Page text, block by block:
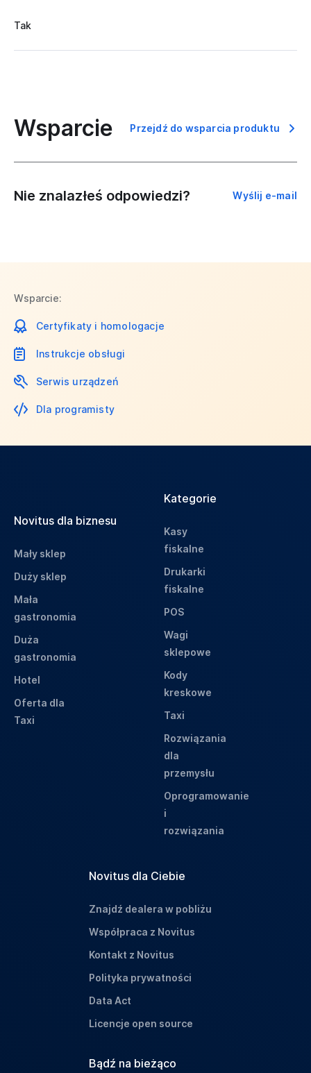
Tak
Wsparcie Przejdź do wsparcia produktu
Nie znalazłeś odpowiedzi? Wyślij e-mail
Wsparcie:
Certyfikaty i homologacje
Instrukcje obsługi
Serwis urządzeń
Dla programisty
Novitus dla biznesu
Mały sklep
Duży sklep
Mała
gastronomia
Duża
gastronomia
Hotel
Oferta dla
Taxi
Kategorie
Kasy
fiskalne
Drukarki
fiskalne
POS
Wagi
sklepowe
Kody
kreskowe
Taxi
Rozwiązania
dla
przemysłu
Oprogramowanie
i
rozwiązania
Novitus dla Ciebie
Znajdź dealera w pobliżu
Współpraca z Novitus
Kontakt z Novitus
Polityka prywatności
Data Act
Licencje open source
Bądź na bieżąco